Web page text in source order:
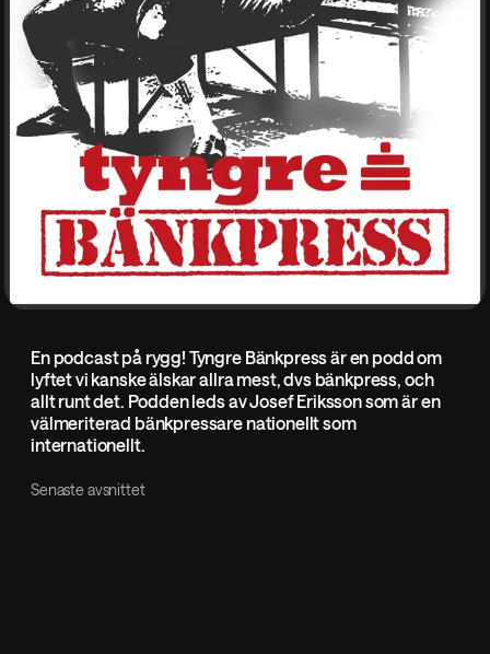
En podcast på rygg! Tyngre Bänkpress är en podd om
lyftet vi kanske älskar allra mest, dvs bänkpress, och
allt runt det. Podden leds av Josef Eriksson som är en
välmeriterad bänkpressare nationellt som
internationellt.
Senaste avsnittet